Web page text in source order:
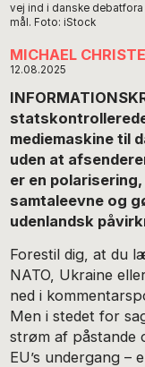
vej ind i danske
mål. Foto: iStock
MICHAEL
12.08.2025
mediemaskine til
uden at
er en
samtaleevne og
udenlandsk
Forestil dig, at du
NATO, Ukraine
ned i
Men i stedet for
strøm af påstande
EU’s undergang –